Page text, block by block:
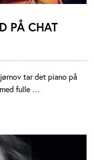
PÅ CHAT
tar det piano på
fulle …